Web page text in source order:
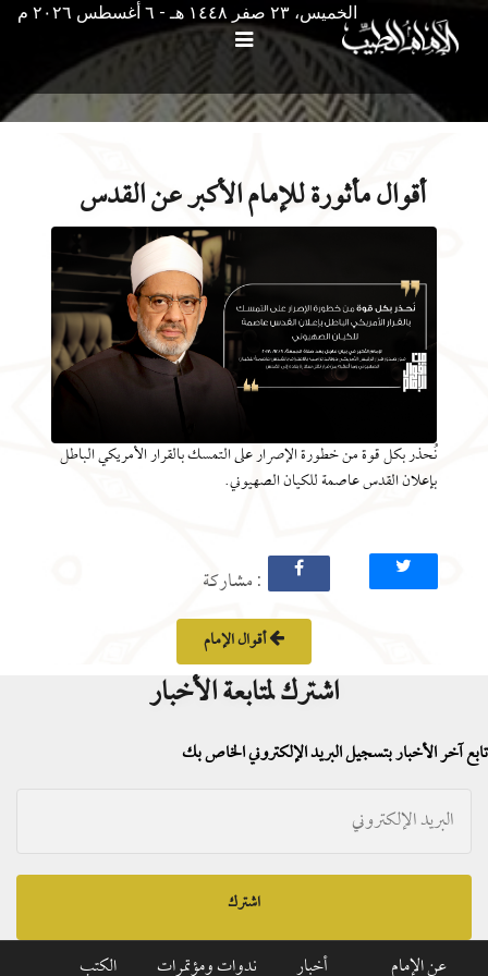
الخميس، ٢٣ صفر ١٤٤٨ هـ - ٦ أغسطس ۲۰۲٦ م
أقوال مأثورة للإمام الأكبر عن القدس
نُحذر بكل قوة من خطورة الإصرار على التمسك بالقرار الأمريكي الباطل
بإعلان القدس عاصمة للكيان الصهيوني.
: مشاركة
أقوال الإمام
اشترك لمتابعة الأخبار
تابع آخر الأخبار بتسجيل البريد الإلكتروني الخاص بك
اشترك
عن الإمام أخبار ندوات ومؤتمرات الكتب